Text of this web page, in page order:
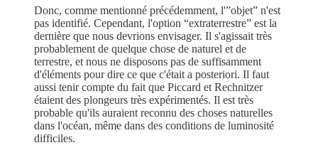
Donc, comme mentionné précédemment, l'”objet” n'est
pas identifié. Cependant, l'option “extraterrestre” est la
dernière que nous devrions envisager. Il s'agissait très
probablement de quelque chose de naturel et de
terrestre, et nous ne disposons pas de suffisamment
d'éléments pour dire ce que c'était a posteriori. Il faut
aussi tenir compte du fait que Piccard et Rechnitzer
étaient des plongeurs très expérimentés. Il est très
probable qu'ils auraient reconnu des choses naturelles
dans l'océan, même dans des conditions de luminosité
difficiles.